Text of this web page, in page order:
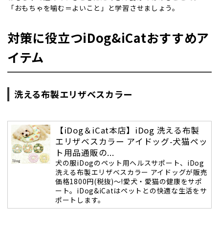
「おもちゃを噛む＝よいこと」と学習させましょう。
対策に役立つiDog&iCatおすすめア
イテム
洗える布製エリザベスカラー
【iDog＆iCat本店】iDog 洗える布製
エリザベスカラー アイドッグ-犬猫ペッ
ト用品通販の...
犬の服iDogのペット用ヘルスサポート、iDog
洗える布製エリザベスカラー アイドッグが販売
価格1800円(税抜)～!愛犬・愛猫の健康をサポ
ート。iDog&iCatはペットとの快適な生活をサ
ポートします。